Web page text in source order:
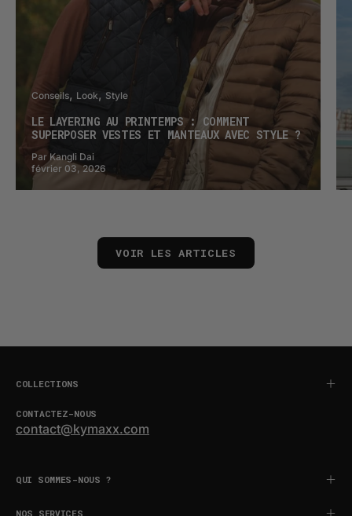
Conseils Look Style
LE LAYERING AU PRINTEMPS : COMMENT
SUPERPOSER VESTES ET MANTEAUX AVEC STYLE ?
Par Kangli Dai
février 03, 2026
VOIR LES ARTICLES
COLLECTIONS
CONTACTEZ-NOUS
contact@kymaxx.com
QUI SOMMES-NOUS ?
NOS SERVICES